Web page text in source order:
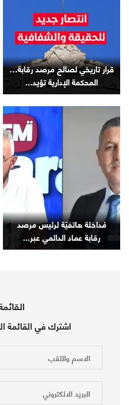
قرار تاريخي لصالح مرصد رقابة…
المحكمة الإدارية تؤيد...
مُداخلة هاتفيّة لرئيس مرصد
رقابة عماد الدائمي عبر...
اشترك في القائمة